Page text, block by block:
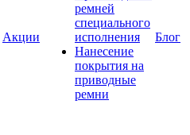
Акции
ремней
специального
исполнения
Нанесение
покрытия на
приводные
ремни
Блог